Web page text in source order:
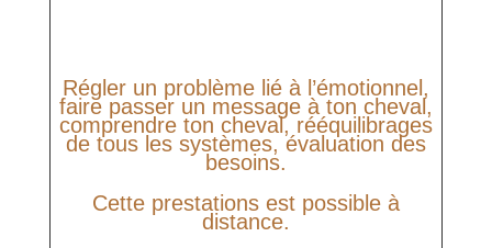
Régler un problème lié à l’émotionnel,
faire passer un message à ton cheval,
comprendre ton cheval, rééquilibrages
de tous les systèmes, évaluation des
besoins.
Cette prestations est possible à
distance.